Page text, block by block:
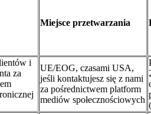
Miejsce przetwarzania
i
za
UE/EOG, czasami USA,
jeśli kontaktujesz się z nami
za pośrednictwem platform
mediów społecznościowych